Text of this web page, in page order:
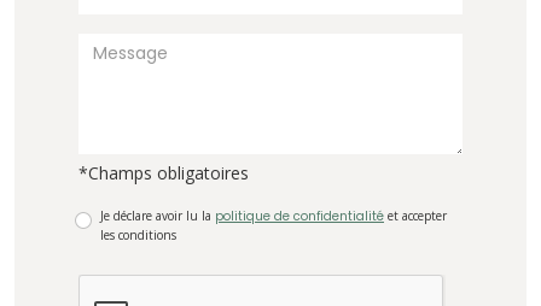
*Champs obligatoires
Je déclare avoir lu la politique de confidentialité et accepter
les conditions